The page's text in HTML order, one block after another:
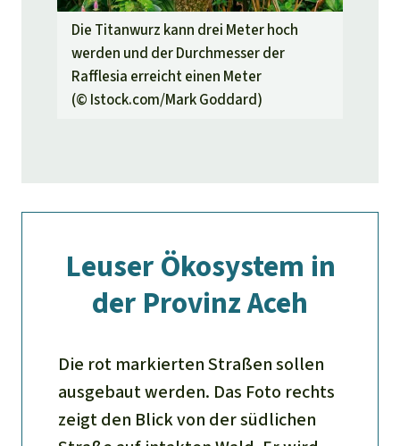
Die Titanwurz kann drei Meter hoch
werden und der Durchmesser der
Rafflesia erreicht einen Meter
(© Istock.com/Mark Goddard)
Leuser Ökosystem in
der Provinz Aceh
Die rot markierten Straßen sollen
ausgebaut werden. Das Foto rechts
zeigt den Blick von der südlichen